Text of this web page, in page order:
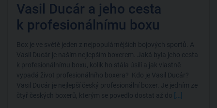
Vasil Ducár a jeho cesta
k profesionálnímu boxu
Box je ve světě jeden z nejpopulárnějších bojových sportů. A
Vasil Ducár je naším nejlepším boxerem. Jaká byla jeho cesta
k profesionálnímu boxu, kolik ho stála úsilí a jak vlastně
vypadá život profesionálního boxera? Kdo je Vasil Ducár?
Vasil Ducár je nejlepší český profesionální boxer. Je jedním ze
čtyř českých boxerů, kterým se povedlo dostat až do […]